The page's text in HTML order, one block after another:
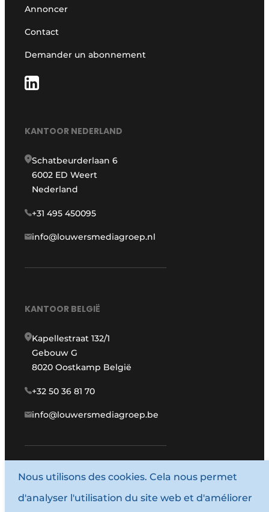
Annoncer
Contact
Demander un abonnement
KANTOOR NEDERLAND
Schatbeurderlaan 6
6002 ED Weert
Nederland
+31 495 450095
info@louwersmediagroep.nl
KANTOOR BELGIË
Kapellestraat 132/1
Gebouw G
8020 Oostkamp België
+32 50 36 81 70
info@louwersmediagroep.be
www.louwersmediagroep.com
© 1987 - 2026 Louwersmediagroep.
Nous utilisons des cookies. Cela nous permet
d'analyser l'utilisation du site web et d'améliorer